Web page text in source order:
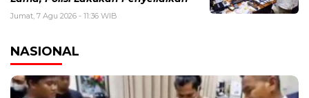
Jumat, 7 Agu 2026 - 11:36 WIB
NASIONAL